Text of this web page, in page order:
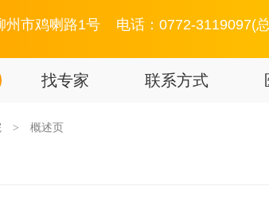
州市鸡喇路1号 电话：0772-3119097(
找专家 联系方式
> 概述页